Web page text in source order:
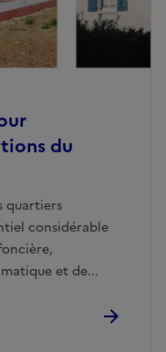
du
quartiers
considérable
et de...